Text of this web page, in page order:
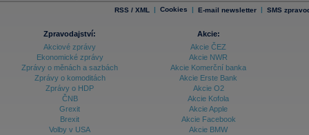
RSS / XML | Cookies | E-mail newsletter | SMS
Zpravodajství:
Akciové zprávy
Ekonomické zprávy
Zprávy o měnách a sazbách
Zprávy o komoditách
Zprávy o HDP
ČNB
Grexit
Brexit
Volby v USA
Akcie:
Akcie ČEZ
Akcie NWR
Akcie Komerční banka
Akcie Erste Bank
Akcie O2
Akcie Kofola
Akcie Apple
Akcie Facebook
Akcie BMW